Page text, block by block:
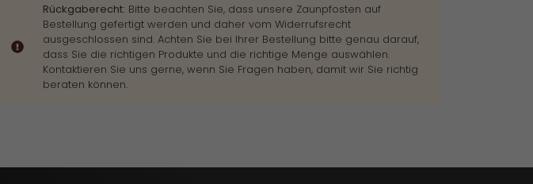
Rückgaberecht: Bitte beachten Sie, dass unsere Zaunpfosten auf
Bestellung gefertigt werden und daher vom Widerrufsrecht
ausgeschlossen sind. Achten Sie bei Ihrer Bestellung bitte genau darauf,
dass Sie die richtigen Produkte und die richtige Menge auswählen.
Kontaktieren Sie uns gerne, wenn Sie Fragen haben, damit wir Sie richtig
beraten können.